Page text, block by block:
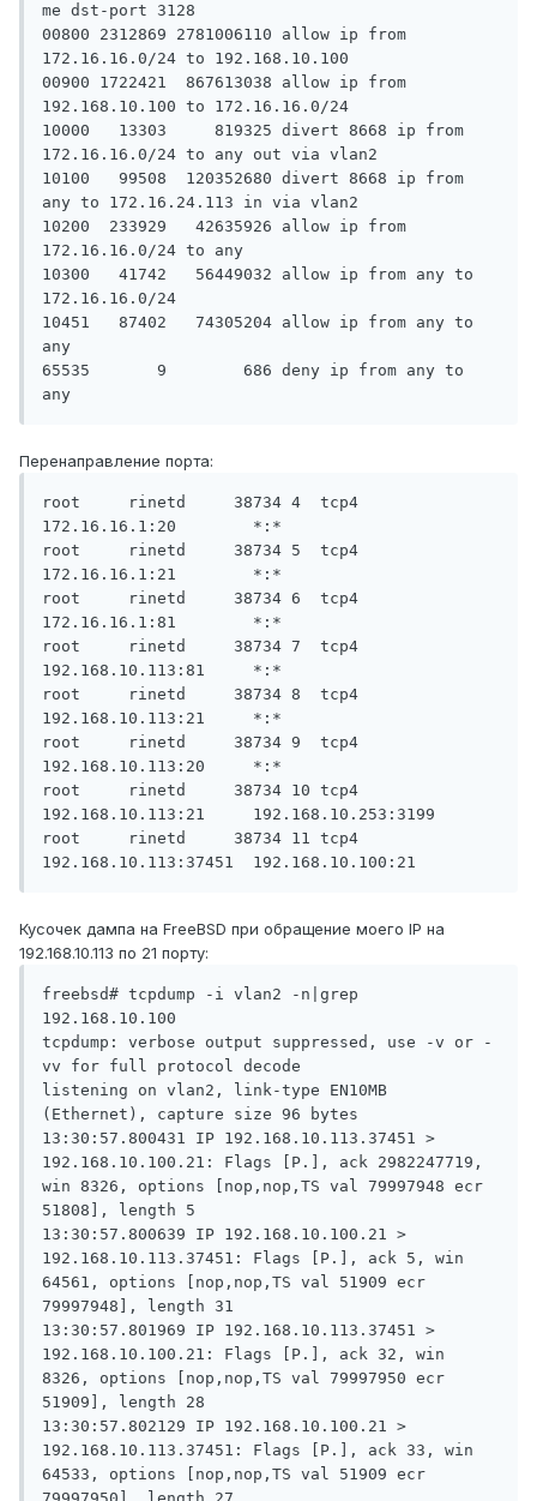
me dst-port 3128
00800 2312869 2781006110 allow ip from
172.16.16.0/24 to 192.168.10.100
00900 1722421  867613038 allow ip from
192.168.10.100 to 172.16.16.0/24
10000   13303     819325 divert 8668 ip from
172.16.16.0/24 to any out via vlan2
10100   99508  120352680 divert 8668 ip from
any to 172.16.24.113 in via vlan2
10200  233929   42635926 allow ip from
172.16.16.0/24 to any
10300   41742   56449032 allow ip from any to
172.16.16.0/24
10451   87402   74305204 allow ip from any to
any
65535       9        686 deny ip from any to
Перенаправление порта:
root     rinetd     38734 4  tcp4
172.16.16.1:20        *:*
root     rinetd     38734 5  tcp4
172.16.16.1:21        *:*
root     rinetd     38734 6  tcp4
172.16.16.1:81        *:*
root     rinetd     38734 7  tcp4
192.168.10.113:81     *:*
root     rinetd     38734 8  tcp4
192.168.10.113:21     *:*
root     rinetd     38734 9  tcp4
192.168.10.113:20     *:*
root     rinetd     38734 10 tcp4
192.168.10.113:21     192.168.10.253:3199
root     rinetd     38734 11 tcp4
Кусочек дампа на FreeBSD при обращение моего IP на
192.168.10.113 по 21 порту:
freebsd# tcpdump -i vlan2 -n|grep
192.168.10.100
tcpdump: verbose output suppressed, use -v or -
vv for full protocol decode
listening on vlan2, link-type EN10MB
(Ethernet), capture size 96 bytes
13:30:57.800431 IP 192.168.10.113.37451 >
192.168.10.100.21: Flags [P.], ack 2982247719,
win 8326, options [nop,nop,TS val 79997948 ecr
51808], length 5
13:30:57.800639 IP 192.168.10.100.21 >
192.168.10.113.37451: Flags [P.], ack 5, win
64561, options [nop,nop,TS val 51909 ecr
79997948], length 31
13:30:57.801969 IP 192.168.10.113.37451 >
192.168.10.100.21: Flags [P.], ack 32, win
8326, options [nop,nop,TS val 79997950 ecr
51909], length 28
13:30:57.802129 IP 192.168.10.100.21 >
192.168.10.113.37451: Flags [P.], ack 33, win
64533, options [nop,nop,TS val 51909 ecr